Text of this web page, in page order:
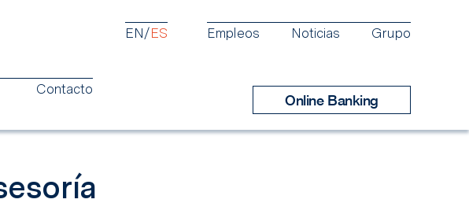
Contacto
EN ES Empleos Noticias Grupo
Online Banking